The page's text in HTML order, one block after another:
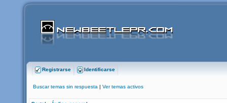
Registrarse Identificarse
Buscar temas sin respuesta | Ver temas activos